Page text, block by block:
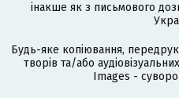
інакше як з письмового
Будь-яке копіювання,
творів та/або
Images -